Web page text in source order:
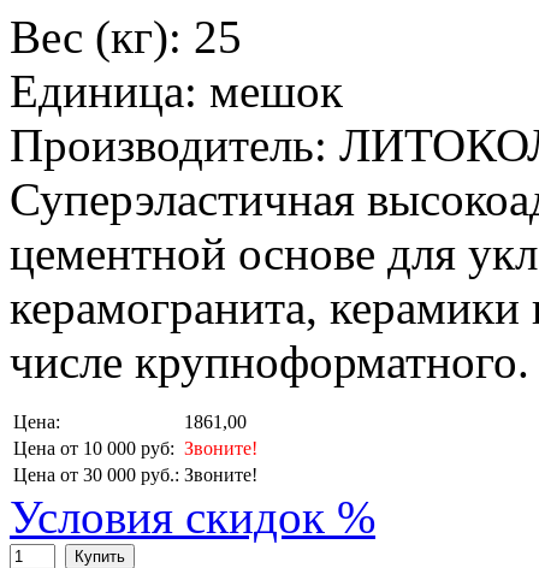
Вес (кг): 25
Единица: мешок
Производитель:
Суперэластичная
цементной основе для
керамогранита,
числе крупноформатного.
Цена:
1861,00
Цена от 10 000 руб: Звоните!
Цена от 30 000 руб.: Звоните!
Условия скидок %
Купить